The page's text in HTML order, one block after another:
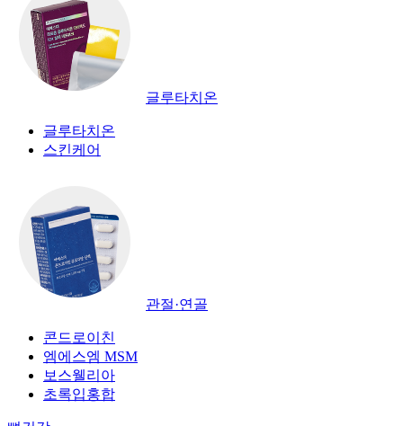
글루타치온
글루타치온
스킨케어
관절·연골
콘드로이친
엠에스엠 MSM
보스웰리아
초록입홍합